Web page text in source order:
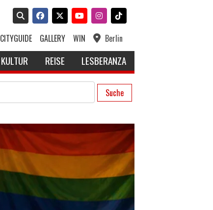
CITYGUIDE GALLERY WIN Berlin
KULTUR REISE LESBERANZA